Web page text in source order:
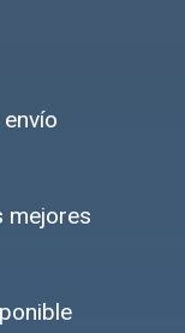
mejores